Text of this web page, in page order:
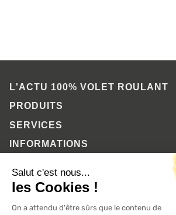
L'ACTU 100%VOLET ROULANT
PRODUITS
SERVICES
INFORMATIONS